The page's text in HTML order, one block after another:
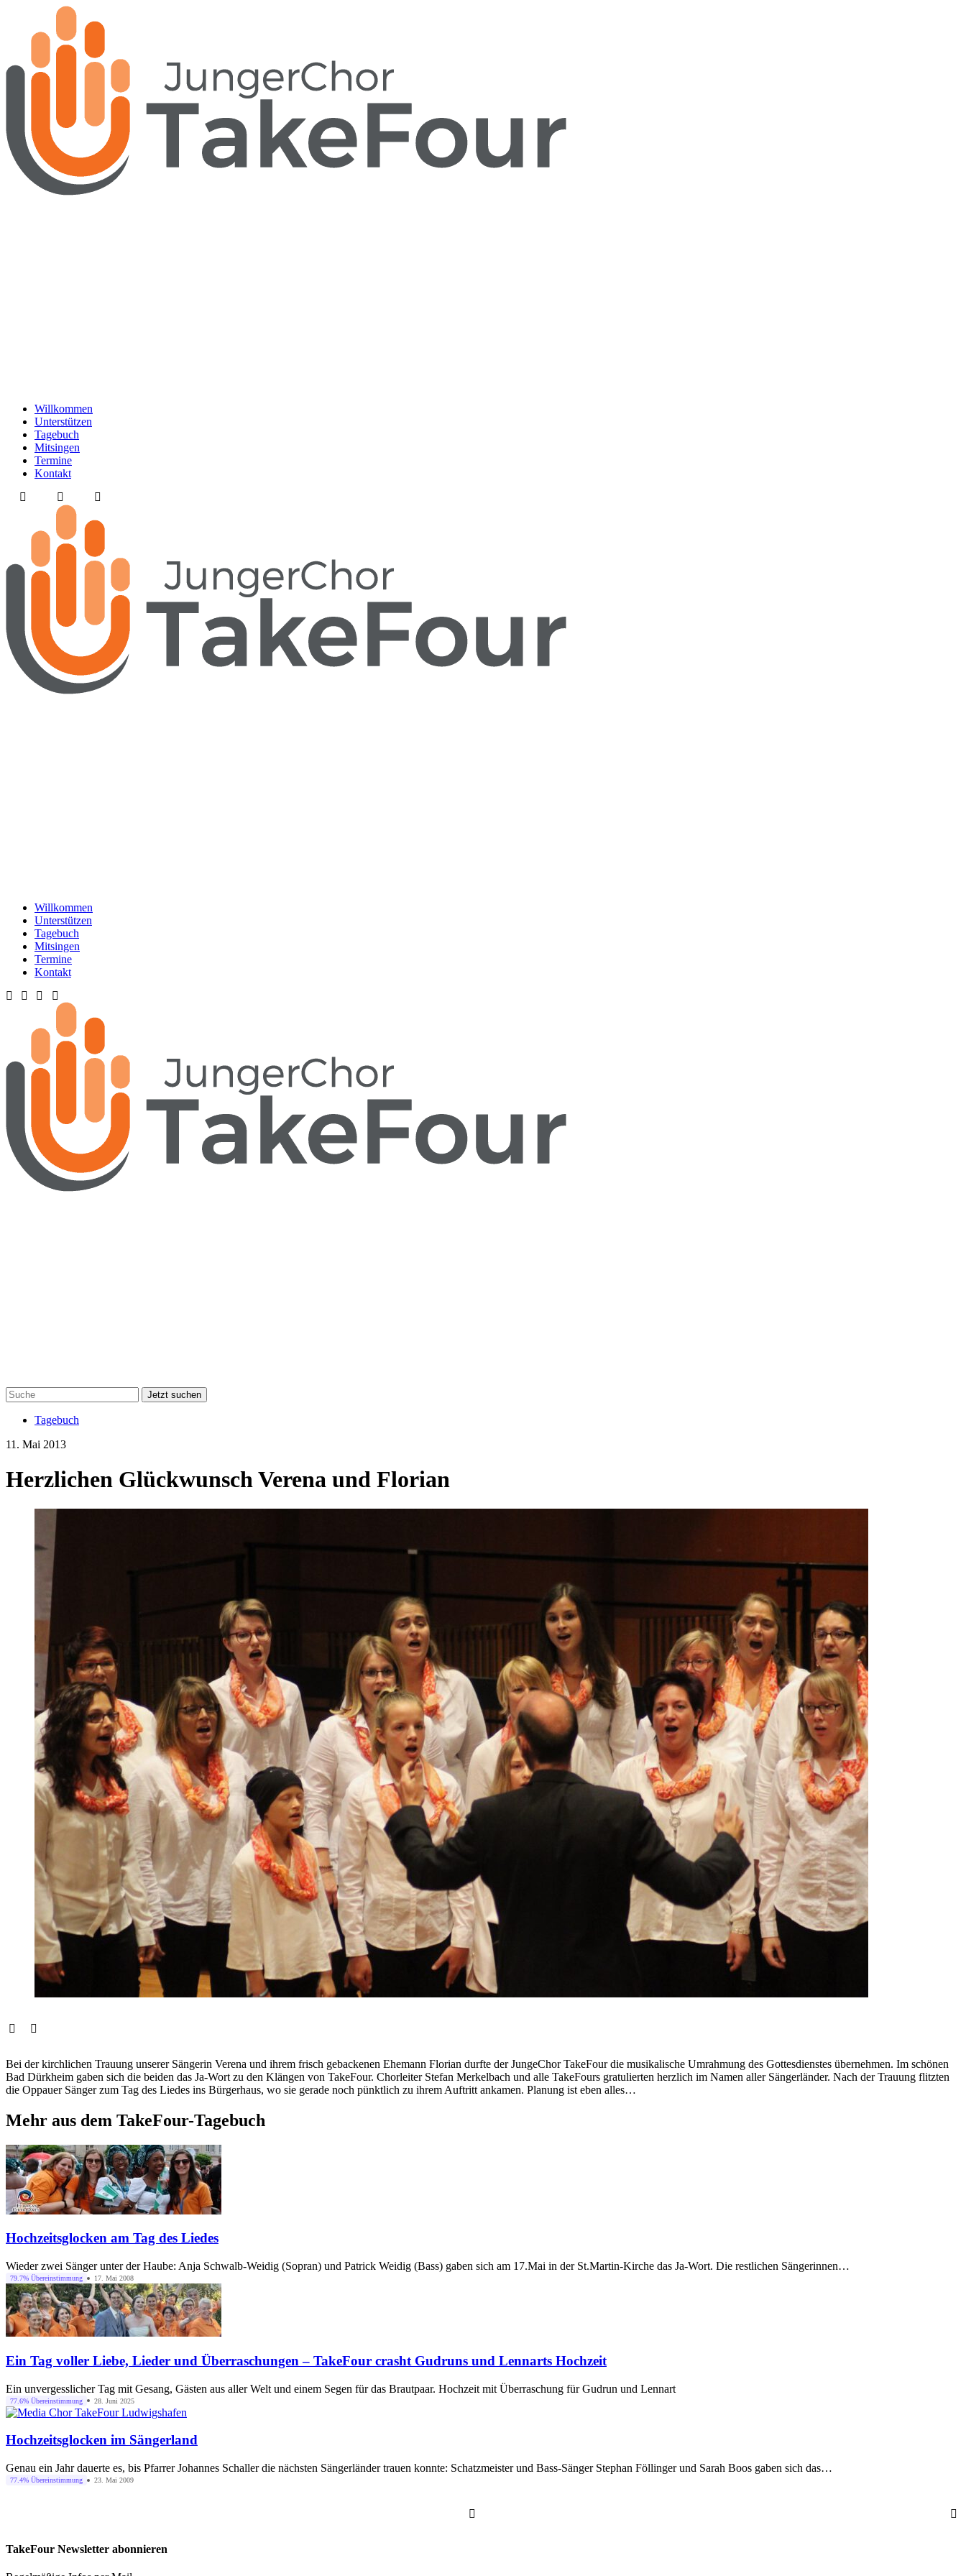
Willkommen
Unterstützen
Tagebuch
Mitsingen
Termine
Kontakt
Willkommen
Unterstützen
Tagebuch
Mitsingen
Termine
Kontakt
Jetzt suchen
Tagebuch
11. Mai 2013
Herzlichen Glückwunsch Verena und Florian
Bei der kirchlichen Trauung unserer Sängerin Verena und ihrem frisch gebackenen Ehemann Florian durfte der JungeChor TakeFour die musikalische Umrahmung des Gottesdienstes übernehmen. Im schönen
Bad Dürkheim gaben sich die beiden das Ja-Wort zu den Klängen von TakeFour. Chorleiter Stefan Merkelbach und alle TakeFours gratulierten herzlich im Namen aller Sängerländer. Nach der Trauung flitzten
die Oppauer Sänger zum Tag des Liedes ins Bürgerhaus, wo sie gerade noch pünktlich zu ihrem Auftritt ankamen. Planung ist eben alles…
Mehr aus dem TakeFour-Tagebuch
Hochzeitsglocken am Tag des Liedes
Wieder zwei Sänger unter der Haube: Anja Schwalb-Weidig (Sopran) und Patrick Weidig (Bass) gaben sich am 17.Mai in der St.Martin-Kirche das Ja-Wort. Die restlichen Sängerinnen…
79.7% Übereinstimmung 17. Mai 2008
Ein Tag voller Liebe, Lieder und Überraschungen – TakeFour crasht Gudruns und Lennarts Hochzeit
Ein unvergesslicher Tag mit Gesang, Gästen aus aller Welt und einem Segen für das Brautpaar. Hochzeit mit Überraschung für Gudrun und Lennart
77.6% Übereinstimmung 28. Juni 2025
Hochzeitsglocken im Sängerland
Genau ein Jahr dauerte es, bis Pfarrer Johannes Schaller die nächsten Sängerländer trauen konnte: Schatzmeister und Bass-Sänger Stephan Föllinger und Sarah Boos gaben sich das…
77.4% Übereinstimmung 23. Mai 2009
TakeFour Newsletter abonnieren